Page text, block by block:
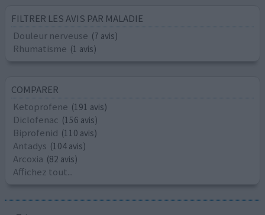
FILTRER LES AVIS PAR MALADIE
Douleur nerveuse (7 avis)
Rhumatisme (1 avis)
COMPARER
Ketoprofene (191 avis)
Diclofenac (156 avis)
Biprofenid (110 avis)
Antadys (104 avis)
Arcoxia (82 avis)
Affichez tout...